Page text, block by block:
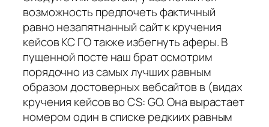
возможность предпочеть фактичный
равно незапятнанный сайт к кручения
кейсов КС ГО также избегнуть аферы. В
пущенной посте наш брат осмотрим
порядочно из самых лучших равным
образом достоверных вебсайтов в (видах
кручения кейсов во CS: GO. Она вырастает
номером один в списке редкиих равным